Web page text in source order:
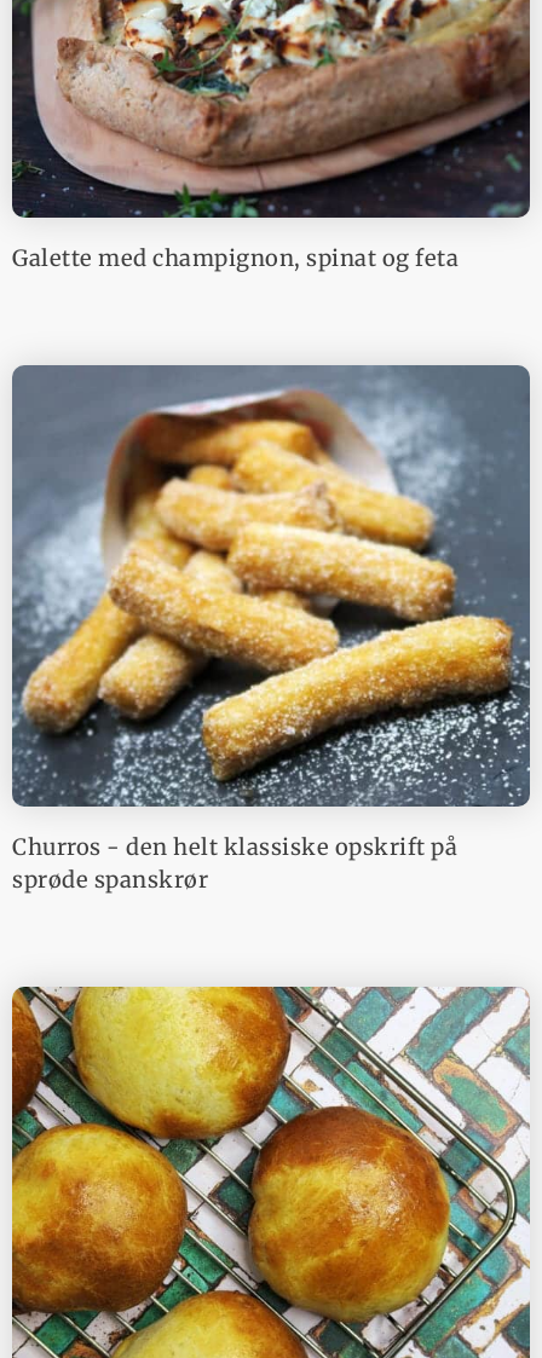
Galette med champignon, spinat og feta
Churros - den helt klassiske opskrift på
sprøde spanskrør